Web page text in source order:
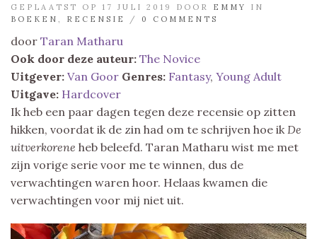
GEPLAATST OP 17 JULI 2019 DOOR EMMY
IN
BOEKEN
RECENSIE / 0 COMMENTS
door Taran Matharu
Ook door deze auteur: The Novice
Uitgever: Van Goor Genres: Fantasy, Young Adult
Uitgave: Hardcover
Ik heb een paar dagen tegen deze recensie op zitten
hikken, voordat ik de zin had om te schrijven hoe ik De
uitverkorene heb beleefd. Taran Matharu wist me met
zijn vorige serie voor me te winnen, dus de
verwachtingen waren hoor. Helaas kwamen die
verwachtingen voor mij niet uit.